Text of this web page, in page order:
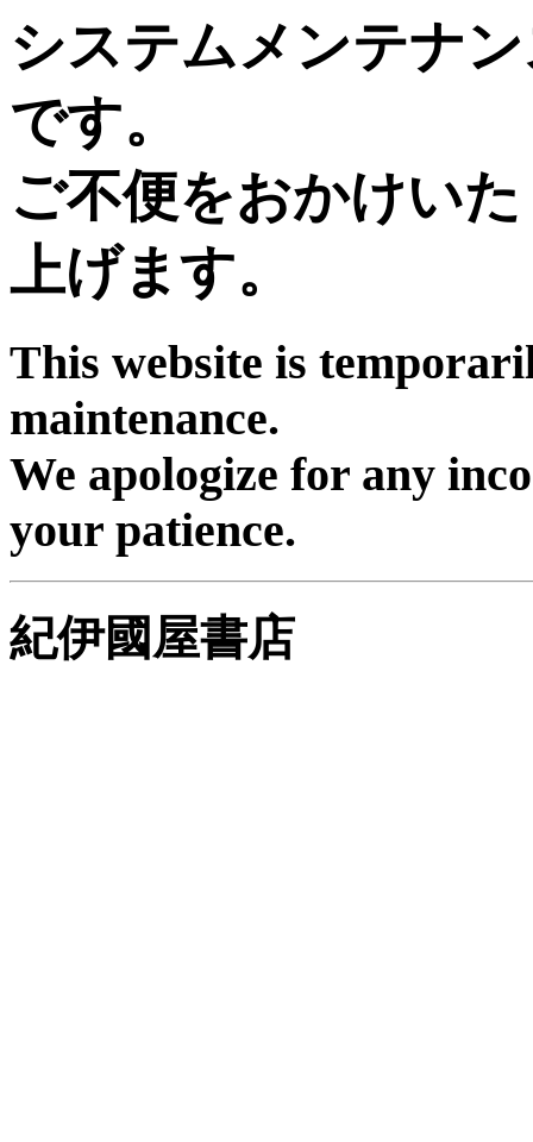
システムメンテナ
です。
ご不便をおかけい
上げます。
This website is
maintenance.
We apologize for any
your patience.
紀伊國屋書店